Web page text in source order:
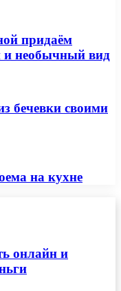
придаём
и необычный вид
бечевки своими
на кухне
онлайн и